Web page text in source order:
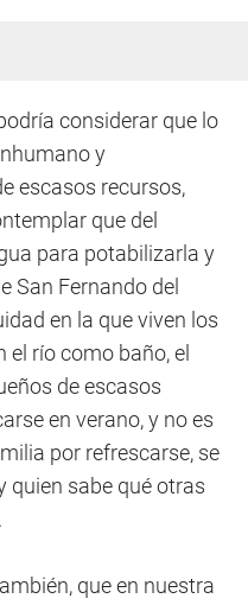
considerar que lo
y
escasos recursos,
que del
para potabilizarla y
San Fernando del
en la que viven los
el río como baño, el
de escasos
en verano, y no es
por refrescarse, se
quien sabe qué otras
que en nuestra